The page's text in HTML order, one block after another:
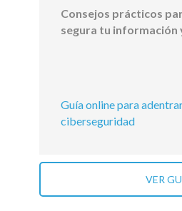
Consejos prácticos
segura tu información
Guía online para
ciberseguridad
VER